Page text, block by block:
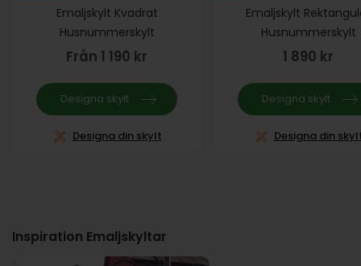
Emaljskylt Kvadrat
Husnummerskylt
Från 1 190 kr
Designa skylt
Designa din skylt
out of 5
Emaljskylt
Husnummerskylt
1 890 kr
Designa skylt
Designa din
Inspiration Emaljskyltar